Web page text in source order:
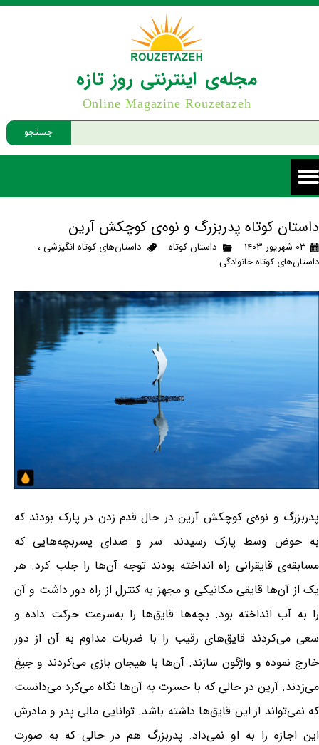
جستجو
مجله‌ی اینترنتی روز تازه
Online Magazine Rouzetazeh
داستان کوتاه پدربزرگ و نوه‌ی کوچکش آرین
۰۳ شهریور ۱۴۰۳ داستان کوتاه داستان‌های کوتاه انگیزشی،
داستان‌های کوتاه خانوادگی
پدربزرگ و نوه‌ی کوچکش آرین در حال قدم زدن در پارک بودند که
به حوض وسط پارک رسیدند. سر و صدای پسربچه‌هایی که
مسابقه‌ی قایقرانی راه انداخته بودند توجه آن‌ها را جلب کرد. هر
یک از آن‌ها قایقی مکانیکی و مجهز به کنترل از راه دور داشت و آن
را به آب انداخته بود. بچه‌ها قایق‌ها را به‌سرعت حرکت داده و
سعی می‌کردند قایق‌های رقیب را با ضربات مداوم به آن از دور
خارج نموده و واژگون سازند. آن‌ها با هیجان بازی می‌کردند و جیغ
می‌زدند. آرین در حالی که با حسرت به آن‌ها نگاه می‌کرد می‌دانست
که نمی‌تواند از این قایق‌ها داشته باشد. توانایی مالی پدر و مادرش
این اجازه را به او نمی‌داد. پدربزرگ هم در حالی که به صورت